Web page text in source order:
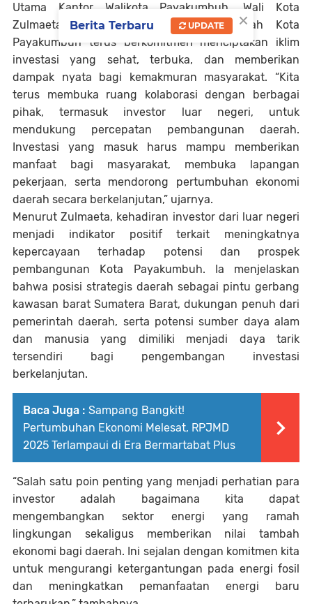
Utama Kantor Walikota Payakumbuh, Wali Kota
Zulmaeta menegaskan bahwa Pemerintah Kota
Payakumbuh terus berkomitmen menciptakan iklim
investasi yang sehat, terbuka, dan memberikan
dampak nyata bagi kemakmuran masyarakat. “Kita
terus membuka ruang kolaborasi dengan berbagai
pihak, termasuk investor luar negeri, untuk
mendukung percepatan pembangunan daerah.
Investasi yang masuk harus mampu memberikan
manfaat bagi masyarakat, membuka lapangan
pekerjaan, serta mendorong pertumbuhan ekonomi
daerah secara berkelanjutan,” ujarnya.
Menurut Zulmaeta, kehadiran investor dari luar negeri
menjadi indikator positif terkait meningkatnya
kepercayaan terhadap potensi dan prospek
pembangunan Kota Payakumbuh. Ia menjelaskan
bahwa posisi strategis daerah sebagai pintu gerbang
kawasan barat Sumatera Barat, dukungan penuh dari
pemerintah daerah, serta potensi sumber daya alam
dan manusia yang dimiliki menjadi daya tarik
tersendiri bagi pengembangan investasi
berkelanjutan.
Baca Juga : Sampang Bangkit!
Pertumbuhan Ekonomi Melesat, RPJMD
2025 Terlampaui di Era Bermartabat Plus
“Salah satu poin penting yang menjadi perhatian para
investor adalah bagaimana kita dapat
mengembangkan sektor energi yang ramah
lingkungan sekaligus memberikan nilai tambah
ekonomi bagi daerah. Ini sejalan dengan komitmen kita
untuk mengurangi ketergantungan pada energi fosil
dan meningkatkan pemanfaatan energi baru
×
Berita Terbaru UPDATE